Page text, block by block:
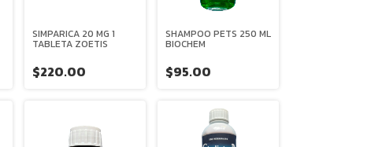
SIMPARICA 20 MG 1
TABLETA ZOETIS
$220.00
SHAMPOO PETS 250 ML
BIOCHEM
$95.00